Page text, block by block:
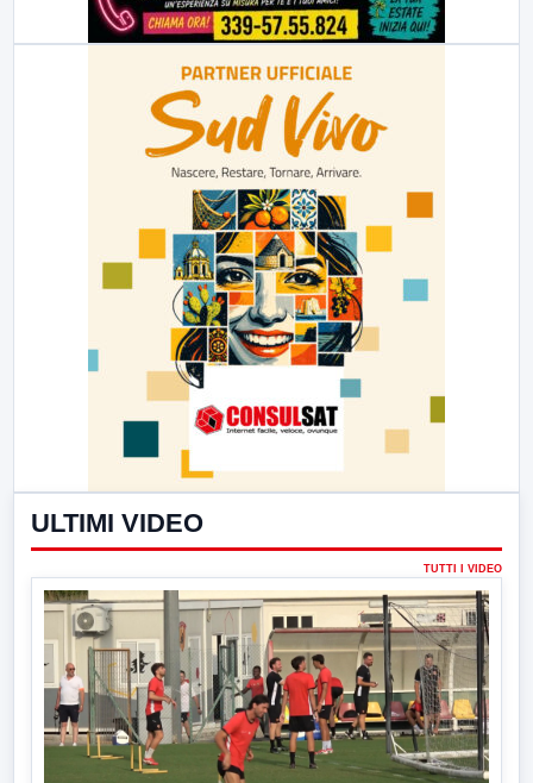
ULTIMI VIDEO
TUTTI I VIDEO